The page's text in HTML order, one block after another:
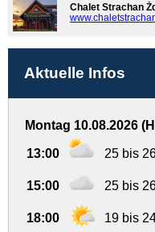
Chalet Strachan
Aktuelle Infos
Montag 10.08.2026
13:00 25 bis
15:00 25 bis
18:00 19 bis